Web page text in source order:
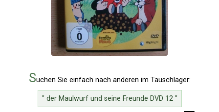
Suchen Sie einfach nach anderen im Tauschlager:
" der Maulwurf und seine Freunde DVD 12 "